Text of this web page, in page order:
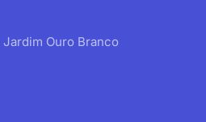
Ouro Branco